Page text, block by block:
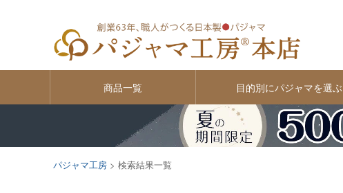
商品一覧 目的別にパジャマを選ぶ
パジャマ工房 検索結果一覧
〜